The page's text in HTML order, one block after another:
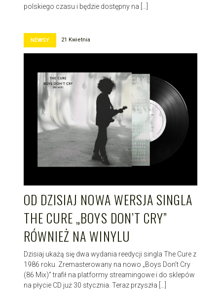
polskiego czasu i będzie dostępny na […]
NEWSY 21 Kwietnia
OD DZISIAJ NOWA WERSJA SINGLA
THE CURE „BOYS DON’T CRY”
RÓWNIEŻ NA WINYLU
Dzisiaj ukażą się dwa wydania reedycji singla The Cure z
1986 roku. Zremasterowany na nowo „Boys Don’t Cry
(86 Mix)” trafił na platformy streamingowe i do sklepów
na płycie CD już 30 stycznia. Teraz przyszła […]